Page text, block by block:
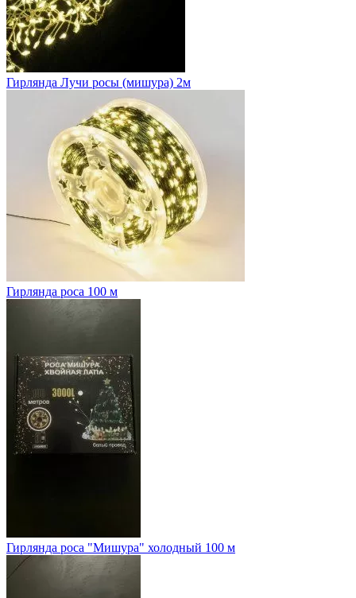
Гирлянда Лучи росы (мишура) 2м
Гирлянда роса 100 м
Гирлянда роса "Мишура" холодный 100 м